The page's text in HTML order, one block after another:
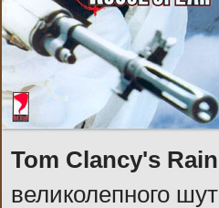
Tom Clancy's
великолепного